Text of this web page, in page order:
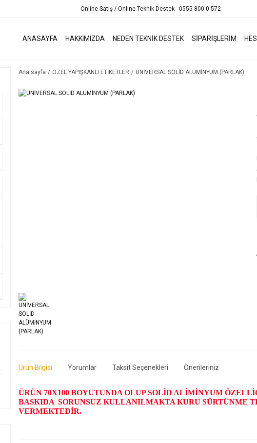
Online Satış / Online Teknik Destek - 0555 800 0 572
ANASAYFA HAKKIMIZDA NEDEN TEKNİK DESTEK SİPARİŞLERİM
Ana sayfa ÖZEL YAPIŞKANLI ETİKETLER ÜNİVERSAL SOLİD ALÜMİNYUM (PARLAK)
Ürün Bilgisi Yorumlar Taksit Seçenekleri Önerileriniz
ÜRÜN 70X100 BOYUTUNDA OLUP SOLİD ALİMİNYUM
BASKIDA SORUNSUZ KULLANILMAKTA KURU SÜRTÜNME
VERMEKTEDİR.